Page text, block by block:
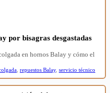
por bisagras desgastadas
en hornos Balay y cómo el
repuestos Balay, servicio técnico